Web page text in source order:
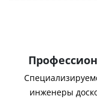
инженеры